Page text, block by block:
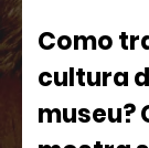
Como
cultura
museu?